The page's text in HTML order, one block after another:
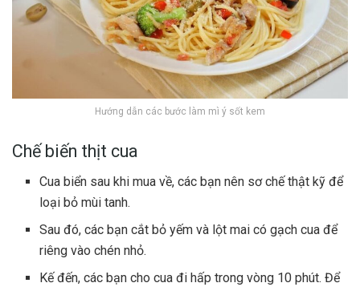
Hướng dẫn các bước làm mì ý sốt kem
Chế biến thịt cua
Cua biển sau khi mua về, các bạn nên sơ chế thật kỹ để
loại bỏ mùi tanh.
Sau đó, các bạn cắt bỏ yếm và lột mai có gạch cua để
riêng vào chén nhỏ.
Kế đến, các bạn cho cua đi hấp trong vòng 10 phút. Để